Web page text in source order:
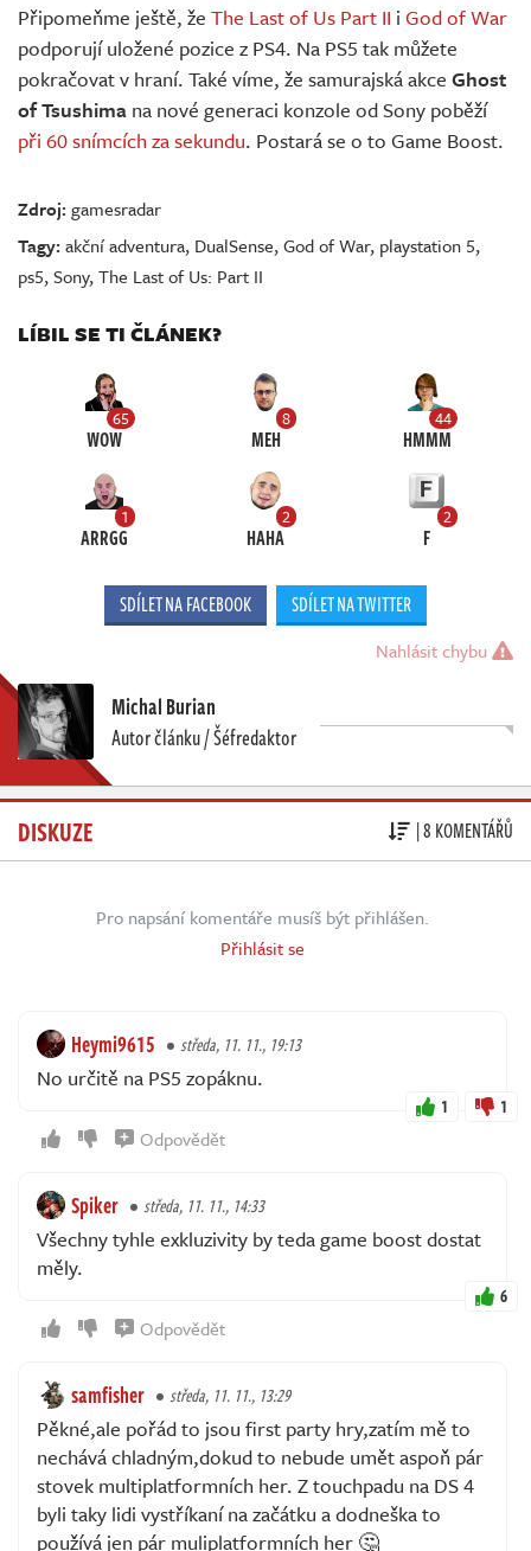
Připomeňme ještě, že The Last of Us Part II i God of War
podporují uložené pozice z PS4. Na PS5 tak můžete
pokračovat v hraní. Také víme, že samurajská akce Ghost
of Tsushima na nové generaci konzole od Sony poběží
při 60 snímcích za sekundu. Postará se o to Game Boost.
Zdroj:gamesradar
Tagy:akční adventura, DualSense,God of War, playstation 5,
ps5,Sony,The Last of Us: Part II
LÍBIL SE TI ČLÁNEK?
65
WOW
8
MEH
44
HMMM
1
ARRGG
2
HAHA
2
F
SDÍLET NA FACEBOOK SDÍLET NA TWITTER
Nahlásit chybu
Michal Burian
Autor článku / Šéfredaktor
DISKUZE | 8 KOMENTÁŘŮ
Pro napsání komentáře musíš být přihlášen.
Přihlásit se
Heymi9615 středa, 11. 11., 19:13
No určitě na PS5 zopáknu.
1 1
Odpovědět
Spiker středa, 11. 11., 14:33
Všechny tyhle exkluzivity by teda game boost dostat
měly.
6
Odpovědět
samfisher středa, 11. 11., 13:29
Pěkné,ale pořád to jsou first party hry,zatím mě to
nechává chladným,dokud to nebude umět aspoň pár
stovek multiplatformních her. Z touchpadu na DS 4
byli taky lidi vystříkaní na začátku a dodneška to
používá jen pár muliplatformních her 🤔